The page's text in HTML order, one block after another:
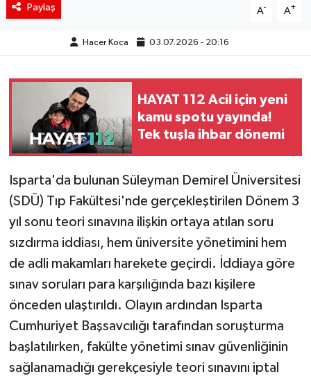
Paylaş A- A+
Hacer Koca 03.07.2026 - 20:16
HAYAT 112 Acil için yeni
kamu spotu yayında!
Tek tuşla ihbar dönemi
Isparta'da bulunan Süleyman Demirel Üniversitesi
(SDÜ) Tıp Fakültesi'nde gerçekleştirilen Dönem 3
yıl sonu teori sınavına ilişkin ortaya atılan soru
sızdırma iddiası, hem üniversite yönetimini hem
de adli makamları harekete geçirdi. İddiaya göre
sınav soruları para karşılığında bazı kişilere
önceden ulaştırıldı. Olayın ardından Isparta
Cumhuriyet Başsavcılığı tarafından soruşturma
başlatılırken, fakülte yönetimi sınav güvenliğinin
sağlanamadığı gerekçesiyle teori sınavını iptal